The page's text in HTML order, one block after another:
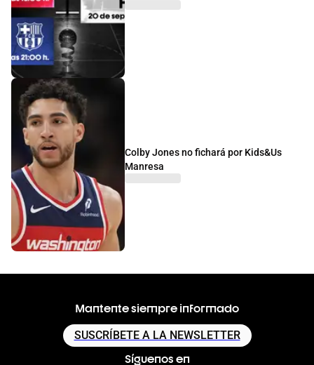
Colby Jones no fichará por Kids&Us
Manresa
Mantente siempre informado
SUSCRÍBETE A LA NEWSLETTER
Síguenos en